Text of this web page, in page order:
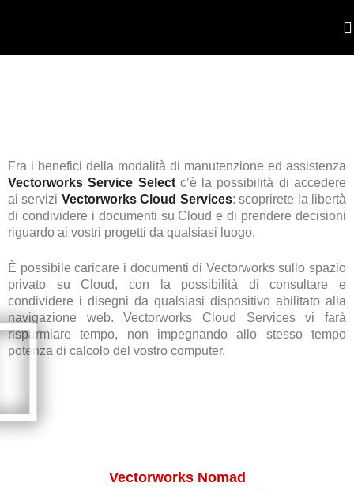
Fra i benefici della modalità di manutenzione ed assistenza
Vectorworks Service Selectc’è la possibilità di accedere
ai servizi Vectorworks Cloud Services: scoprirete la libertà
di condividere i documenti su Cloud e di prendere decisioni
riguardo ai vostri progetti da qualsiasi luogo.
È possibile caricare i documenti di Vectorworks sullo spazio
privato su Cloud, con la possibilità di consultare e
condividere i disegni da qualsiasi dispositivo abilitato alla
navigazione web. Vectorworks Cloud Services vi farà
risparmiare tempo, non impegnando allo stesso tempo
potenza di calcolo del vostro computer.
Vectorworks Nomad